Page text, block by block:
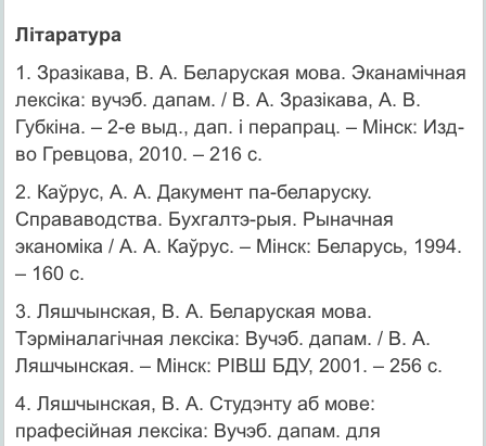
Літаратура
1. Зразікава, В. А. Беларуская мова. Эканамічная
лексіка: вучэб. дапам. / В. А. Зразікава, А. В.
Губкіна. – 2-е выд., дап. і перапрац. – Мінск: Изд-
во Гревцова, 2010. – 216 с.
2. Каўрус, А. А. Дакумент па-беларуску.
Справаводства. Бухгалтэ-рыя. Рыначная
эканоміка / А. А. Каўрус. – Мінск: Беларусь, 1994.
– 160 с.
3. Ляшчынская, В. А. Беларуская мова.
Тэрміналагічная лексіка: Вучэб. дапам. / В. А.
Ляшчынская. – Мінск: РІВШ БДУ, 2001. – 256 с.
4. Ляшчынская, В. А. Студэнту аб мове:
прафесійная лексіка: Вучэб. дапам. для